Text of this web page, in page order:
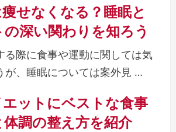
せなくなる？睡眠と
深い関わりを知ろう
る際に食事や運動に関しては気
が、睡眠については案外見 …
ットにベストな食事
調の整え方を紹介